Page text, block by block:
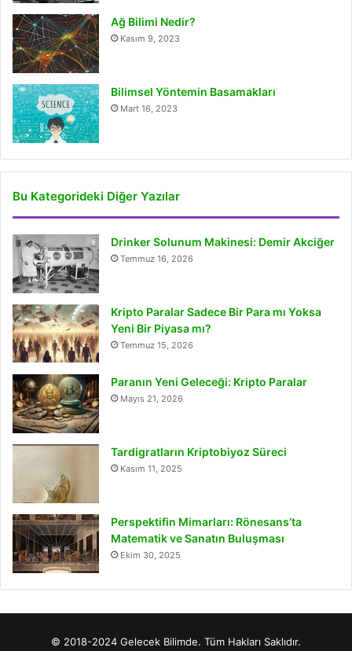
Ağ Bilimi Nedir?
Kasım 9, 2023
Bilimsel Yöntemin Basamakları
Mart 16, 2023
Bu Kategorideki Diğer Yazılar
Drinker Solunum Makinesi: Demir Akciğer
Temmuz 16, 2026
Kripto Paralar Sadece Bir Para mı Yoksa
Yeni Bir Piyasa mı?
Temmuz 15, 2026
Paranın Yeni Geleceği: Kripto Paralar
Mayıs 21, 2026
Tardigratların Kriptobiyoz Süreci
Kasım 11, 2025
Perspektifin Mimarları: Rönesans’ta
Matematik ve Sanatın Buluşması
Ekim 30, 2025
© 2018-2024 Gelecek Bilimde. Tüm Hakları Saklıdır.